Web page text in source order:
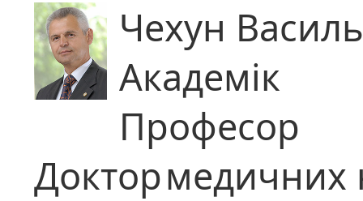
Чехун
Академік
Професор
Доктормедичних